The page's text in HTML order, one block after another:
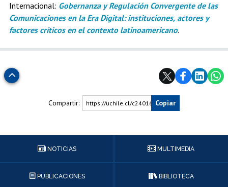
Internacional: Gobernanza y Regulación Convergente de las
Comunicaciones en la Era Digital: instituciones, actores y
factores críticos en el contexto latinoamericano.
Subir
Compartir: https://uchile.cl/c240163Copiar
NOTICIAS MULTIMEDIA
PUBLICACIONES BIBLIOTECA